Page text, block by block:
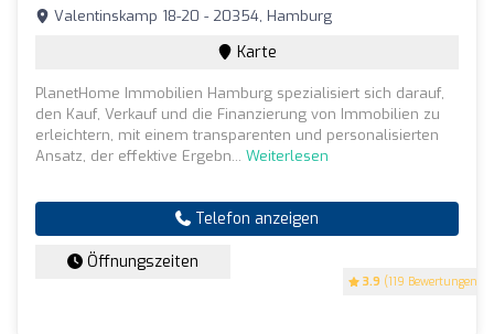
3.9 (119 Bewertungen)
Valentinskamp 18-20 - 20354, Hamburg
Karte
PlanetHome Immobilien Hamburg spezialisiert sich darauf,
den Kauf, Verkauf und die Finanzierung von Immobilien zu
erleichtern, mit einem transparenten und personalisierten
Ansatz, der effektive Ergebn... Weiterlesen
Telefon anzeigen
Öffnungszeiten